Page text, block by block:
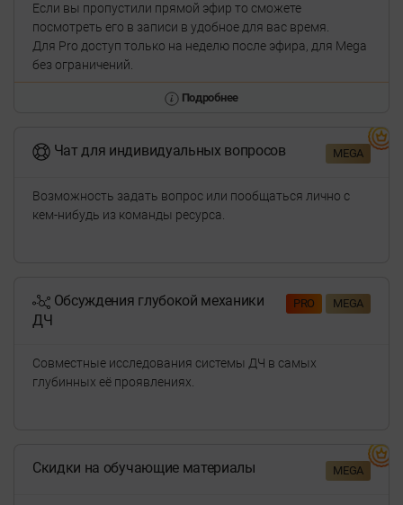
Если вы пропустили прямой эфир то сможете
посмотреть его в записи в удобное для вас время.
Для Pro доступ только на неделю после эфира, для Mega
без ограничений.
Подробнее
MEGA
Чат для индивидуальных вопросов
Возможность задать вопрос или пообщаться лично с
кем-нибудь из команды ресурса.
PRO MEGA
Обсуждения глубокой механики
ДЧ
Совместные исследования системы ДЧ в самых
глубинных её проявлениях.
MEGA
Скидки на обучающие материалы